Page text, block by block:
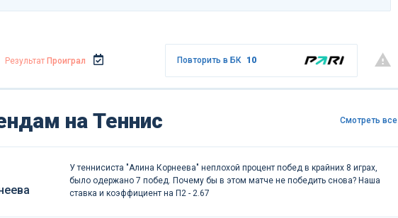
Результат Проиграл Повторить в БК 10
на Теннис Смотреть все
У теннисиста "Алина Корнеева" неплохой процент побед в крайних 8 играх,
было одержано 7 побед. Почему бы в этом матче не победить снова? Наша
ставка и коэффициент на П2 - 2.67